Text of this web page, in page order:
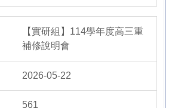
【實研組】114學年度高三重
補修說明會
2026-05-22
561